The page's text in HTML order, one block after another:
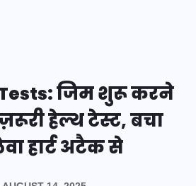
जिम शुरू करने
हेल्थ टेस्ट, बचा
हार्ट अटैक से